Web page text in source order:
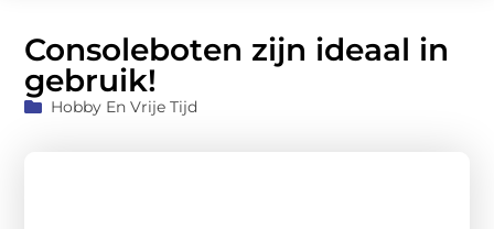
Consoleboten zijn ideaal in
gebruik!
Hobby En Vrije Tijd